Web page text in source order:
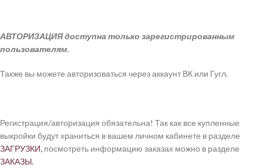
АВТОРИЗАЦИЯ доступна только зарегистрированным
пользователям.
Также вы можете авторизоваться через аккаунт ВК или Гугл.
Регистрация/авторизация обязательна! Так как все купленные
выкройки будут храниться в вашем личном кабинете в разделе
ЗАГРУЗКИ, посмотреть информацию заказах можно в разделе
ЗАКАЗЫ.